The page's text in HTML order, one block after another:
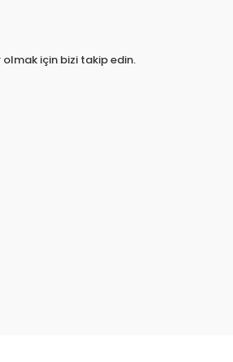
için bizi takip edin.